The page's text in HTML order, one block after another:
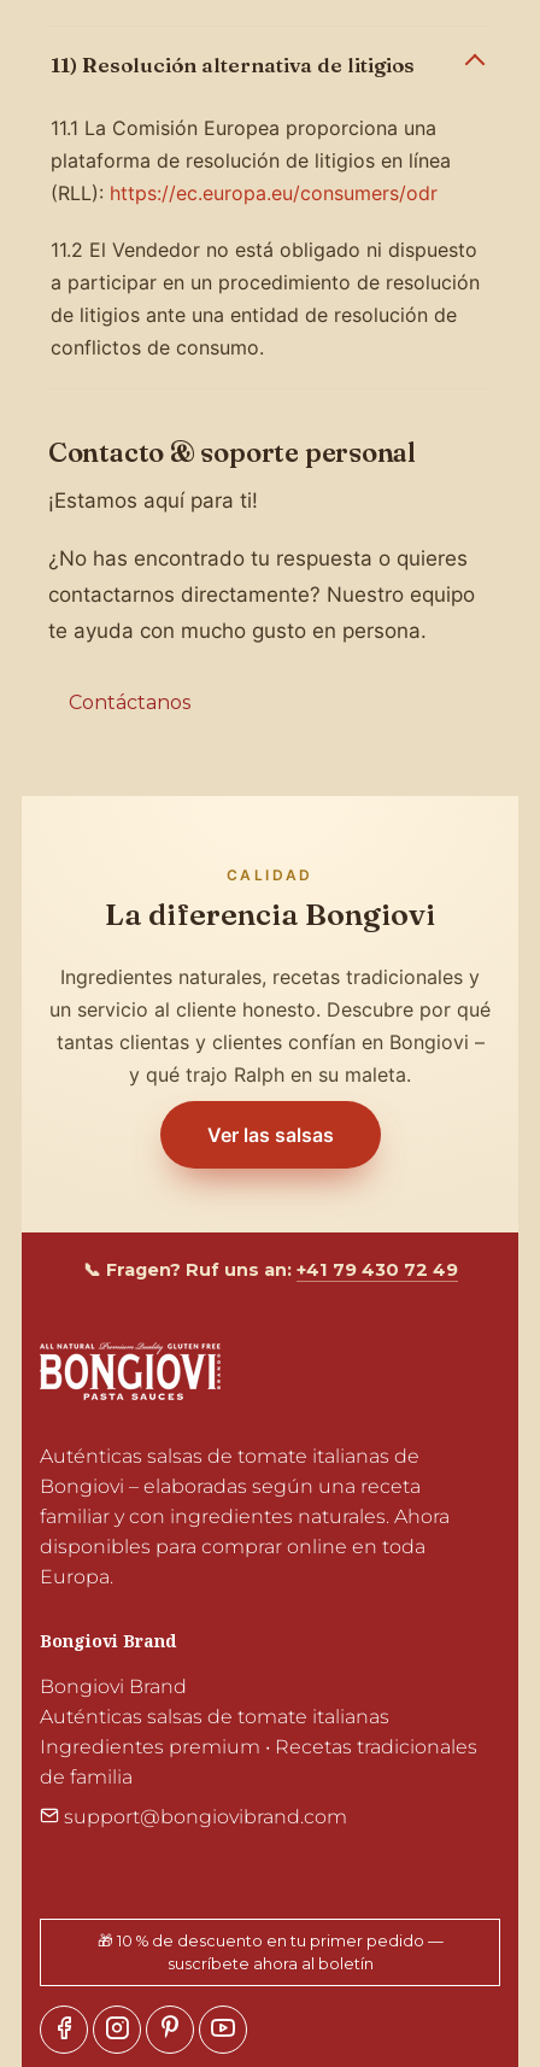
11) Resolución alternativa de litigios
11.1 La Comisión Europea proporciona una
plataforma de resolución de litigios en línea
(RLL): https://ec.europa.eu/consumers/odr
11.2 El Vendedor no está obligado ni dispuesto
a participar en un procedimiento de resolución
de litigios ante una entidad de resolución de
conflictos de consumo.
Contacto & soporte personal
¡Estamos aquí para ti!
¿No has encontrado tu respuesta o quieres
contactarnos directamente? Nuestro equipo
te ayuda con mucho gusto en persona.
Contáctanos
CALIDAD
La diferencia Bongiovi
Ingredientes naturales, recetas tradicionales y
un servicio al cliente honesto. Descubre por qué
tantas clientas y clientes confían en Bongiovi –
y qué trajo Ralph en su maleta.
Ver las salsas
📞 Fragen? Ruf uns an: +41 79 430 72 49
Auténticas salsas de tomate italianas de
Bongiovi – elaboradas según una receta
familiar y con ingredientes naturales. Ahora
disponibles para comprar online en toda
Europa.
Bongiovi Brand
Bongiovi Brand
Auténticas salsas de tomate italianas
Ingredientes premium • Recetas tradicionales
de familia
support@bongiovibrand.com
🎁 10 % de descuento en tu primer pedido —
suscríbete ahora al boletín